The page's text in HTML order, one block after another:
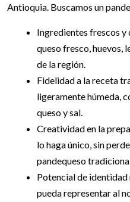
Antioquia. Buscamos un
Ingredientes frescos y
queso fresco, huevos,
de la región.
Fidelidad a la receta
ligeramente húmeda,
queso y sal.
Creatividad en la
lo haga único, sin
pandequeso
Potencial de
pueda representar al